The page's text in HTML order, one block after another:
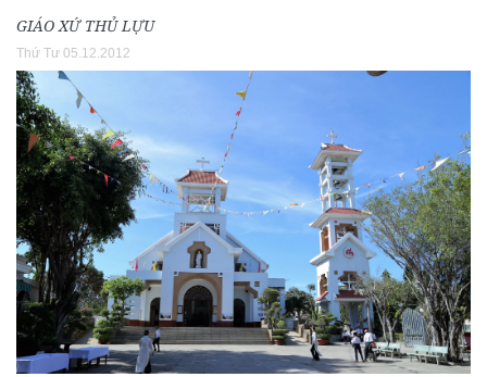
GIÁO XỨ THỦ LỰU
Thứ Tư 05.12.2012